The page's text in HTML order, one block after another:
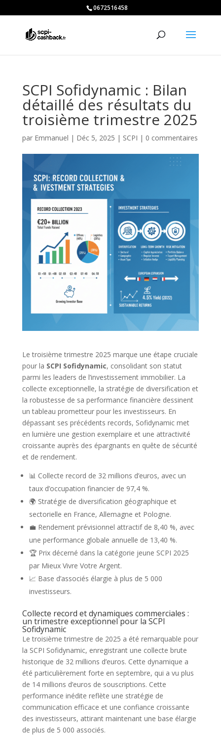
0672516458
SCPI Sofidynamic : Bilan
détaillé des résultats du
troisième trimestre 2025
par Emmanuel | Déc 5, 2025 | SCPI | 0 commentaires
Le troisième trimestre 2025 marque une étape cruciale
pour la SCPI Sofidynamic, consolidant son statut
parmi les leaders de l’investissement immobilier. La
collecte exceptionnelle, la stratégie de diversification et
la robustesse de sa performance financière dessinent
un tableau prometteur pour les investisseurs. En
dépassant ses précédents records, Sofidynamic met
en lumière une gestion exemplaire et une attractivité
croissante auprès des épargnants en quête de sécurité
et de rendement.
📊 Collecte record de 32 millions d’euros, avec un
taux d’occupation financier de 97,4 %.
🌍 Stratégie de diversification géographique et
sectorielle en France, Allemagne et Pologne.
💼 Rendement prévisionnel attractif de 8,40 %, avec
une performance globale annuelle de 13,40 %.
🏆 Prix décerné dans la catégorie jeune SCPI 2025
par Mieux Vivre Votre Argent.
📈 Base d’associés élargie à plus de 5 000
investisseurs.
Collecte record et dynamiques commerciales :
un trimestre exceptionnel pour la SCPI
Sofidynamic
Le troisième trimestre de 2025 a été remarquable pour
la SCPI Sofidynamic, enregistrant une collecte brute
historique de 32 millions d’euros. Cette dynamique a
été particulièrement forte en septembre, qui a vu plus
de 14 millions d’euros de souscriptions. Cette
performance inédite reflète une stratégie de
communication efficace et une confiance croissante
des investisseurs, attirant maintenant une base élargie
de plus de 5 000 associés.